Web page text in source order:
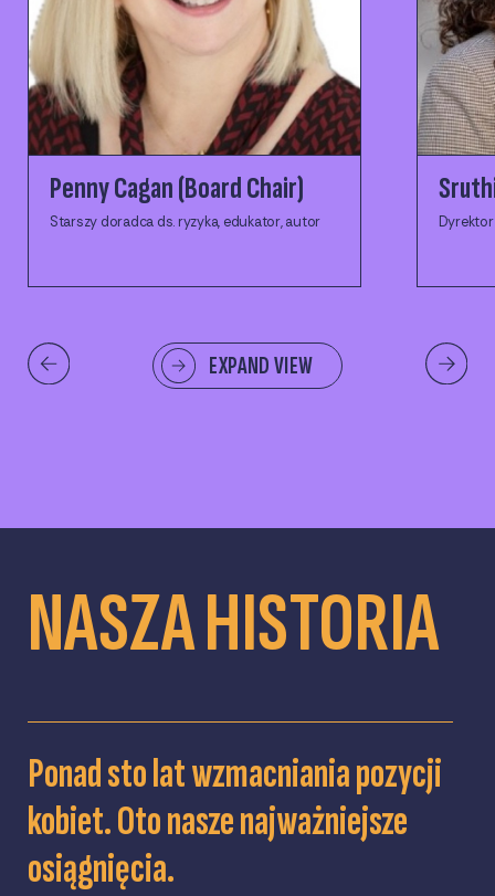
Penny Cagan (Board Chair)
Starszy doradca ds. ryzyka, edukator, autor
EXPAND VIEW
NASZA HISTORIA
Ponad sto lat wzmacniania pozycji
kobiet. Oto nasze najważniejsze
osiągnięcia.